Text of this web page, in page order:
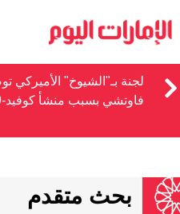
لجنة بـ"الشيوخ" الأميركي
فاوتشي بسبب منشأ كوفيد-19
بحث متقدم